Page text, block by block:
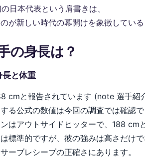
日本代表という肩書きは、
が新しい時代の幕開けを象徴してい
の身長は？
長と体重
cmと報告されています (note 選手紹
る公式の数値は今回の調査では確認
はアウトサイドヒッターで、188 cm
標準的ですが、彼の強みは高さだけ
ーブレシーブの正確さにあります。